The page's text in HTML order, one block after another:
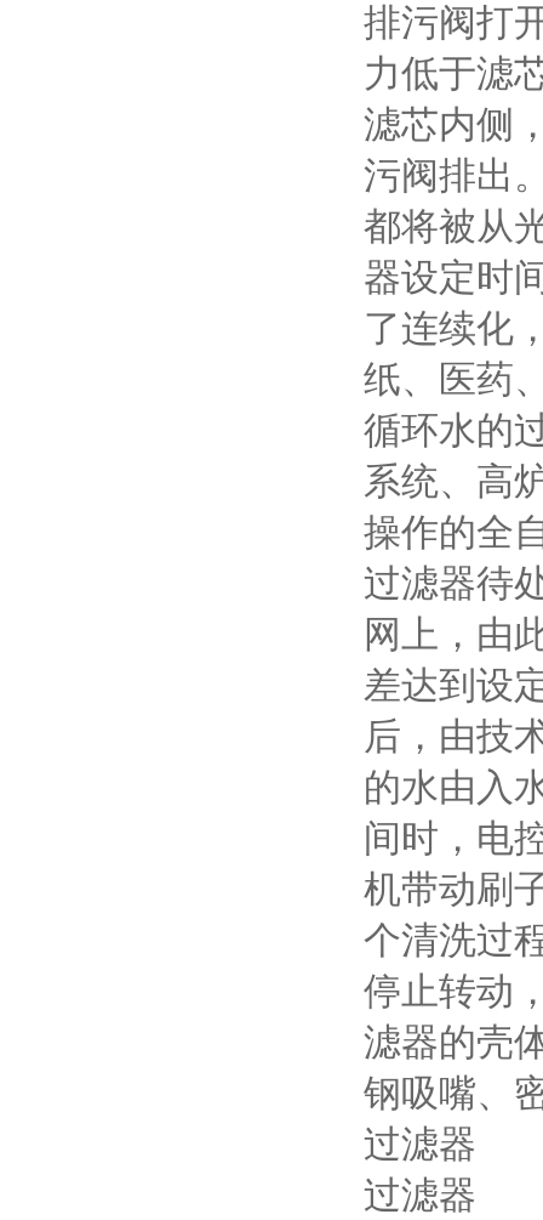
排污阀打
力低于滤
滤芯内侧
污阀排出
都将被从
器设定时
了连续化
纸、医药
循环水的
系统、高
操作的全
过滤器待
网上，由
差达到设
后，由技
的水由入
间时，电
机带动刷
个清洗过
停止转动
滤器的壳
钢吸嘴、
过滤器
过滤器